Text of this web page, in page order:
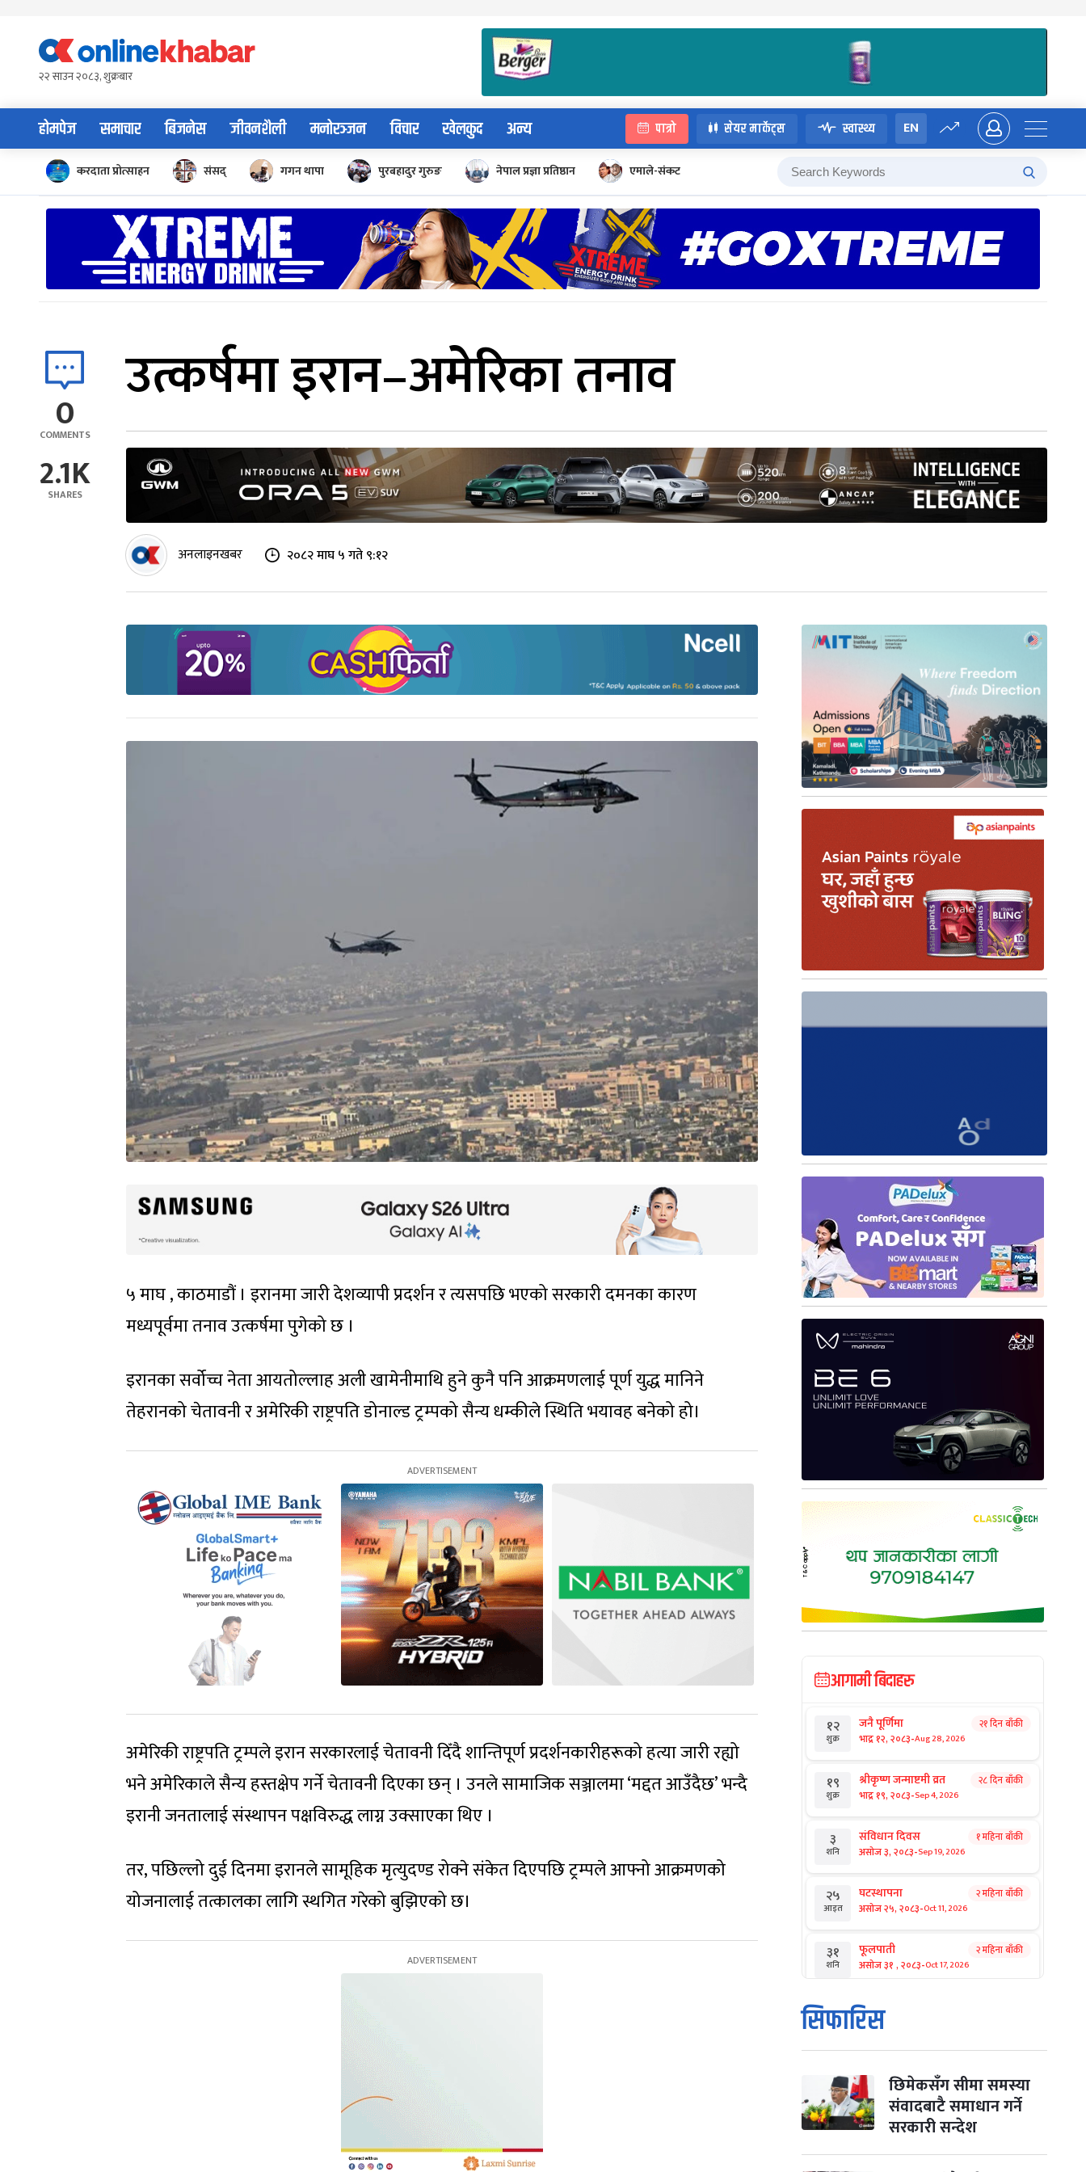
content२२ साउन २०८३, शुक्रबार
होमपेज समाचार बिजनेस जीवनशैली मनोरञ्जन विचार खेलकुद अन्य पात्रो सेयर मार्केट्स स्वास्थ्य EN
करदाता प्रोत्साहन संसद् गगन थापा पुरबहादुर गुरुङ नेपाल प्रज्ञा प्रतिष्ठान एमाले-संकट
0
COMMENTS
2.1K
SHARES
उत्कर्षमा इरान–अमेरिका तनाव
अनलाइनखबर २०८२ माघ ५ गते ९:१२
५ माघ , काठमाडौं । इरानमा जारी देशव्यापी प्रदर्शन र त्यसपछि भएको सरकारी दमनका कारण
मध्यपूर्वमा तनाव उत्कर्षमा पुगेको छ ।
इरानका सर्वोच्च नेता आयतोल्लाह अली खामेनीमाथि हुने कुनै पनि आक्रमणलाई पूर्ण युद्ध मानिने
तेहरानको चेतावनी र अमेरिकी राष्ट्रपति डोनाल्ड ट्रम्पको सैन्य धम्कीले स्थिति भयावह बनेको हो।
अमेरिकी राष्ट्रपति ट्रम्पले इरान सरकारलाई चेतावनी दिँदै शान्तिपूर्ण प्रदर्शनकारीहरूको हत्या जारी रह्यो
भने अमेरिकाले सैन्य हस्तक्षेप गर्ने चेतावनी दिएका छन् । उनले सामाजिक सञ्जालमा ‘मद्दत आउँदैछ’ भन्दै
इरानी जनतालाई संस्थापन पक्षविरुद्ध लाग्न उक्साएका थिए ।
तर, पछिल्लो दुई दिनमा इरानले सामूहिक मृत्युदण्ड रोक्ने संकेत दिएपछि ट्रम्पले आफ्नो आक्रमणको
योजनालाई तत्कालका लागि स्थगित गरेको बुझिएको छ।
आगामी बिदाहरु
१२
शुक्र
जनै पूर्णिमा
भाद्र १२, २०८३-Aug 28, 2026
२१ दिन बाँकी
१९
शुक्र
श्रीकृष्ण जन्माष्टमी व्रत
भाद्र १९, २०८३-Sep 4, 2026
२८ दिन बाँकी
३
शनि
संविधान दिवस
असोज ३, २०८३-Sep 19, 2026
१ महिना बाँकी
२५
आइत
घटस्थापना
असोज २५, २०८३-Oct 11, 2026
२ महिना बाँकी
३१
शनि
फूलपाती
असोज ३१ , २०८३-Oct 17, 2026
२ महिना बाँकी
१
आइत
कार्तिक सङ्क्रान्ति
कार्तिक १, २०८३
मंगल कार्तिक ३, २०८३-Oct 20, 2026
४ विजयादशमी
कार्तिक ४, २०८३- Oct 21, 2026
२ महिना बाँकी
सिफारिस
छिमेकसँग सीमा समस्या
संवादबाटै समाधान गर्ने
सरकारी सन्देश